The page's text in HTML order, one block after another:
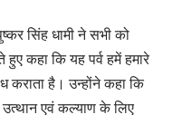
सिंह धामी ने सभी को
हुए कहा कि यह पर्व हमें हमारे
कराता है। उन्होंने कहा कि
उत्थान एवं कल्याण के लिए